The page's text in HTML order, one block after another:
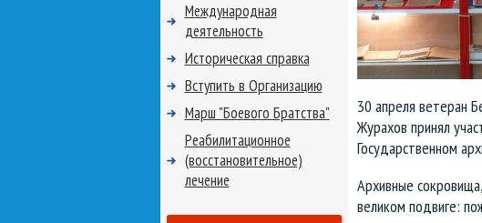
30 апреля ветеран
Журахов принял
Государственном
Архивные
великом подвиге:
Международная
деятельность
Историческая справка
Вступить в Организацию
Марш "Боевого Братства"
Реабилитационное
(восстановительное)
лечение